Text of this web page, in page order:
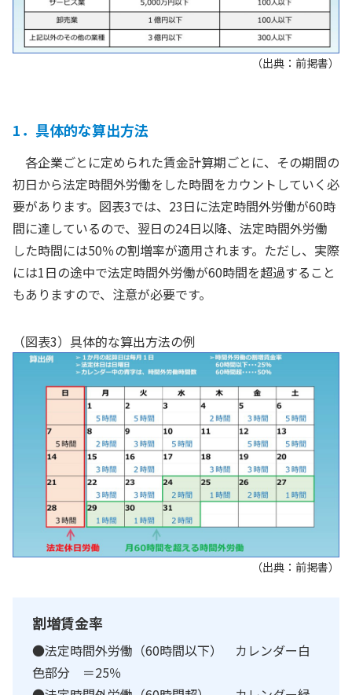
（出典：前掲書）
1．具体的な算出方法
各企業ごとに定められた賃金計算期ごとに、その期間の
初日から法定時間外労働をした時間をカウントしていく必
要があります。図表3では、23日に法定時間外労働が60時
間に達しているので、翌日の24日以降、法定時間外労働
した時間には50％の割増率が適用されます。ただし、実際
には1日の途中で法定時間外労働が60時間を超過すること
もありますので、注意が必要です。
（図表3）具体的な算出方法の例
（出典：前掲書）
割増賃金率
●法定時間外労働（60時間以下） カレンダー白
色部分 ＝25％